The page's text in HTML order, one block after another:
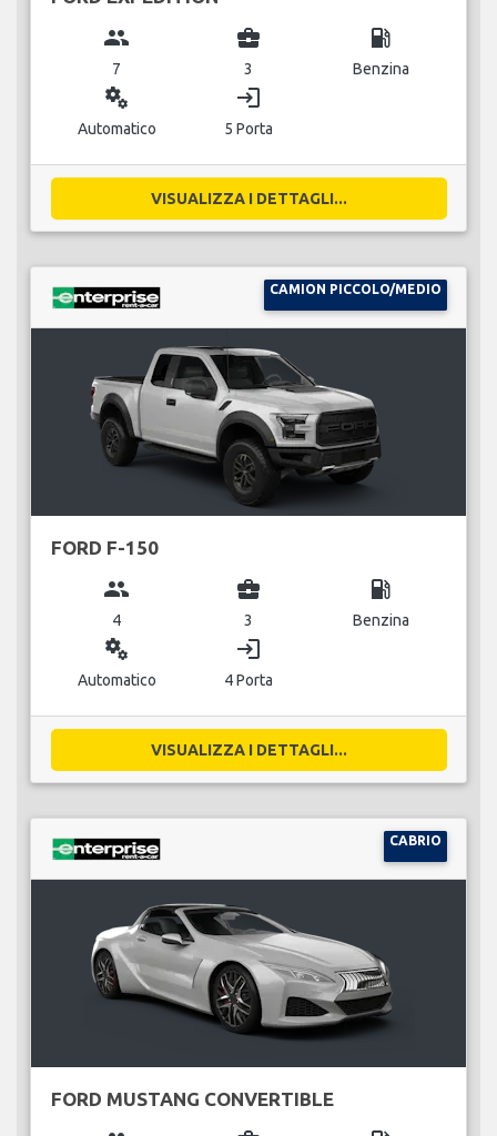
group
7
business_center
3
local_gas_station
Benzina
miscellaneous_services
Automatico
login
5 Porta
VISUALIZZA I DETTAGLI...
CAMION PICCOLO/MEDIO
FORD F-150
group
4
business_center
3
local_gas_station
Benzina
miscellaneous_services
Automatico
login
4 Porta
VISUALIZZA I DETTAGLI...
CABRIO
FORD MUSTANG CONVERTIBLE